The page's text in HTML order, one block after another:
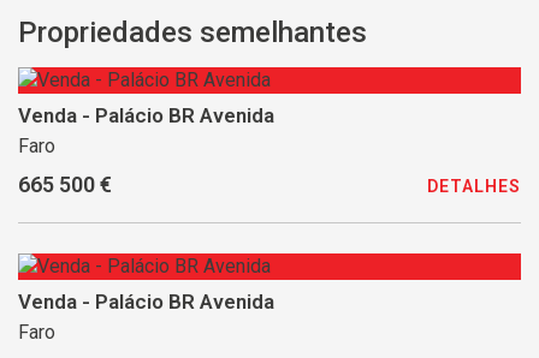
Propriedades semelhantes
Venda - Palácio BR Avenida
Faro
665 500 € DETALHES
Venda - Palácio BR Avenida
Faro